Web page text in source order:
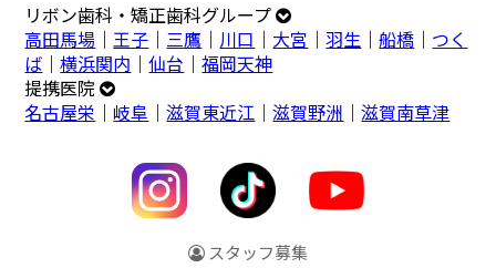
リボン歯科・矯正歯科グループ
高田馬場 ｜王子 ｜ 三鷹 ｜ 川口 ｜ 大宮 ｜羽生 ｜船橋 ｜ つく
ば ｜横浜関内 ｜仙台 ｜福岡天神
提携医院
名古屋栄 ｜岐阜 ｜滋賀東近江 ｜滋賀野洲 ｜滋賀南草津
スタッフ募集